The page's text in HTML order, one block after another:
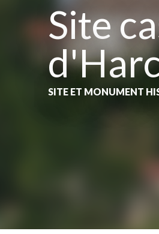
Site
SITE ET MONUMENT